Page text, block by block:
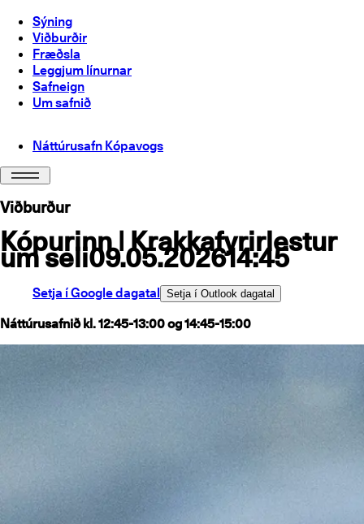
Sýning
Viðburðir
Fræðsla
Leggjum línurnar
Safneign
Um safnið
Náttúrusafn Kópavogs
Viðburður
Kópurinn | Krakkafyrirlestur
um seli09.05.202614:45
Setja í Google dagatal Setja í Outlook dagatal
Náttúrusafnið kl. 12:45-13:00 og 14:45-15:00